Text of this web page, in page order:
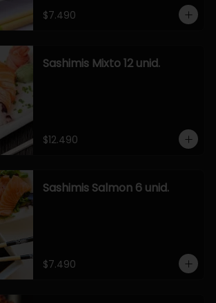
$7.490
Sashimis Mixto 12 unid.
$12.490
Sashimis Salmon 6 unid.
$7.490